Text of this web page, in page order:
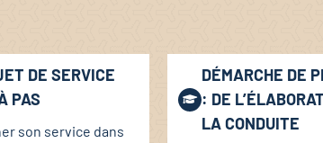
DE SERVICE
PAS
son service dans
DÉMARCHE DE
: DE
LA CONDUITE